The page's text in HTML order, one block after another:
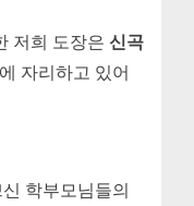
저희 도장은 신곡
에 자리하고 있어
학부모님들의